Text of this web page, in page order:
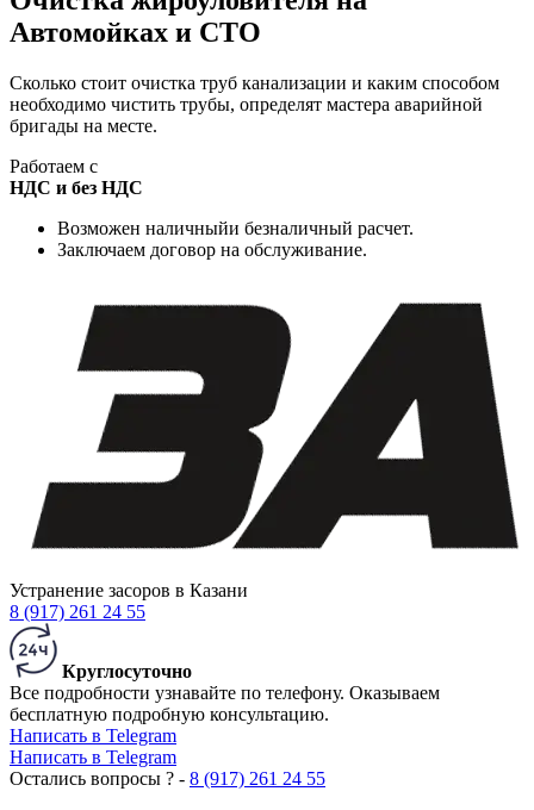
Автомойках и СТО
Сколько стоит очистка труб канализации и каким способом
необходимо чистить трубы, определят мастера аварийной
бригады на месте.
Работаем с
НДС и без НДС
Возможен наличныйи безналичный расчет.
Заключаем договор на обслуживание.
Устранение засоров в Казани
8 (917) 261 24 55
Круглосуточно
Все подробности узнавайте по телефону. Оказываем
бесплатную подробную консультацию.
Написать в Telegram
Написать в Telegram
Остались вопросы ? - 8 (917) 261 24 55